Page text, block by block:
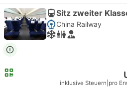
Sitz zweiter
China Railway
inklusive Steuern pro